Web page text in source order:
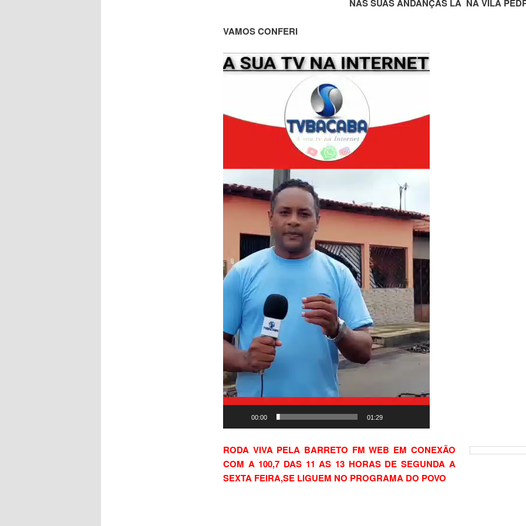
NAS SUAS ANDANÇAS LA NA VILA
VAMOS CONFERI
Tocador
de
00:00 01:29
RODA VIVA PELA BARRETO FM WEB EM CONEXÃO
COM A 100,7 DAS 11 AS 13 HORAS DE SEGUNDA A
SEXTA FEIRA,SE LIGUEM NO PROGRAMA DO POVO